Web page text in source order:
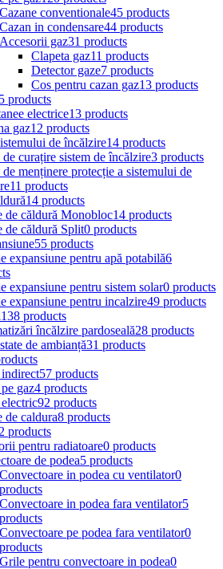
Cazane conventionale45 products
Cazan in condensare44 products
Accesorii gaz31 products
Clapeta gaz11 products
Detector gaze7 products
Cos pentru cazan gaz13 products
products
electrice13 products
gaz12 products
de încălzire14 products
curațire sistem de încălzire3 products
menținere protecție a sistemului de
11 products
14 products
de căldură Monobloc14 products
de căldură Split0 products
55 products
expansiune pentru apă potabilă6
expansiune pentru sistem solar0 products
expansiune pentru incalzire49 products
138 products
încălzire pardoseală28 products
de ambianță31 products
57 products
gaz4 products
92 products
de caldura8 products
products
pentru radiatoare0 products
de podea5 products
Convectoare in podea cu ventilator0
products
Convectoare in podea fara ventilator5
products
Convectoare pe podea fara ventilator0
products
Grile pentru convectoare in podea0